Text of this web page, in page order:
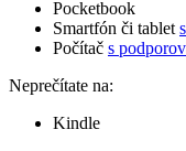
Pocketbook
Smartfón či tablet
Počítač s
Neprečítate na:
Kindle